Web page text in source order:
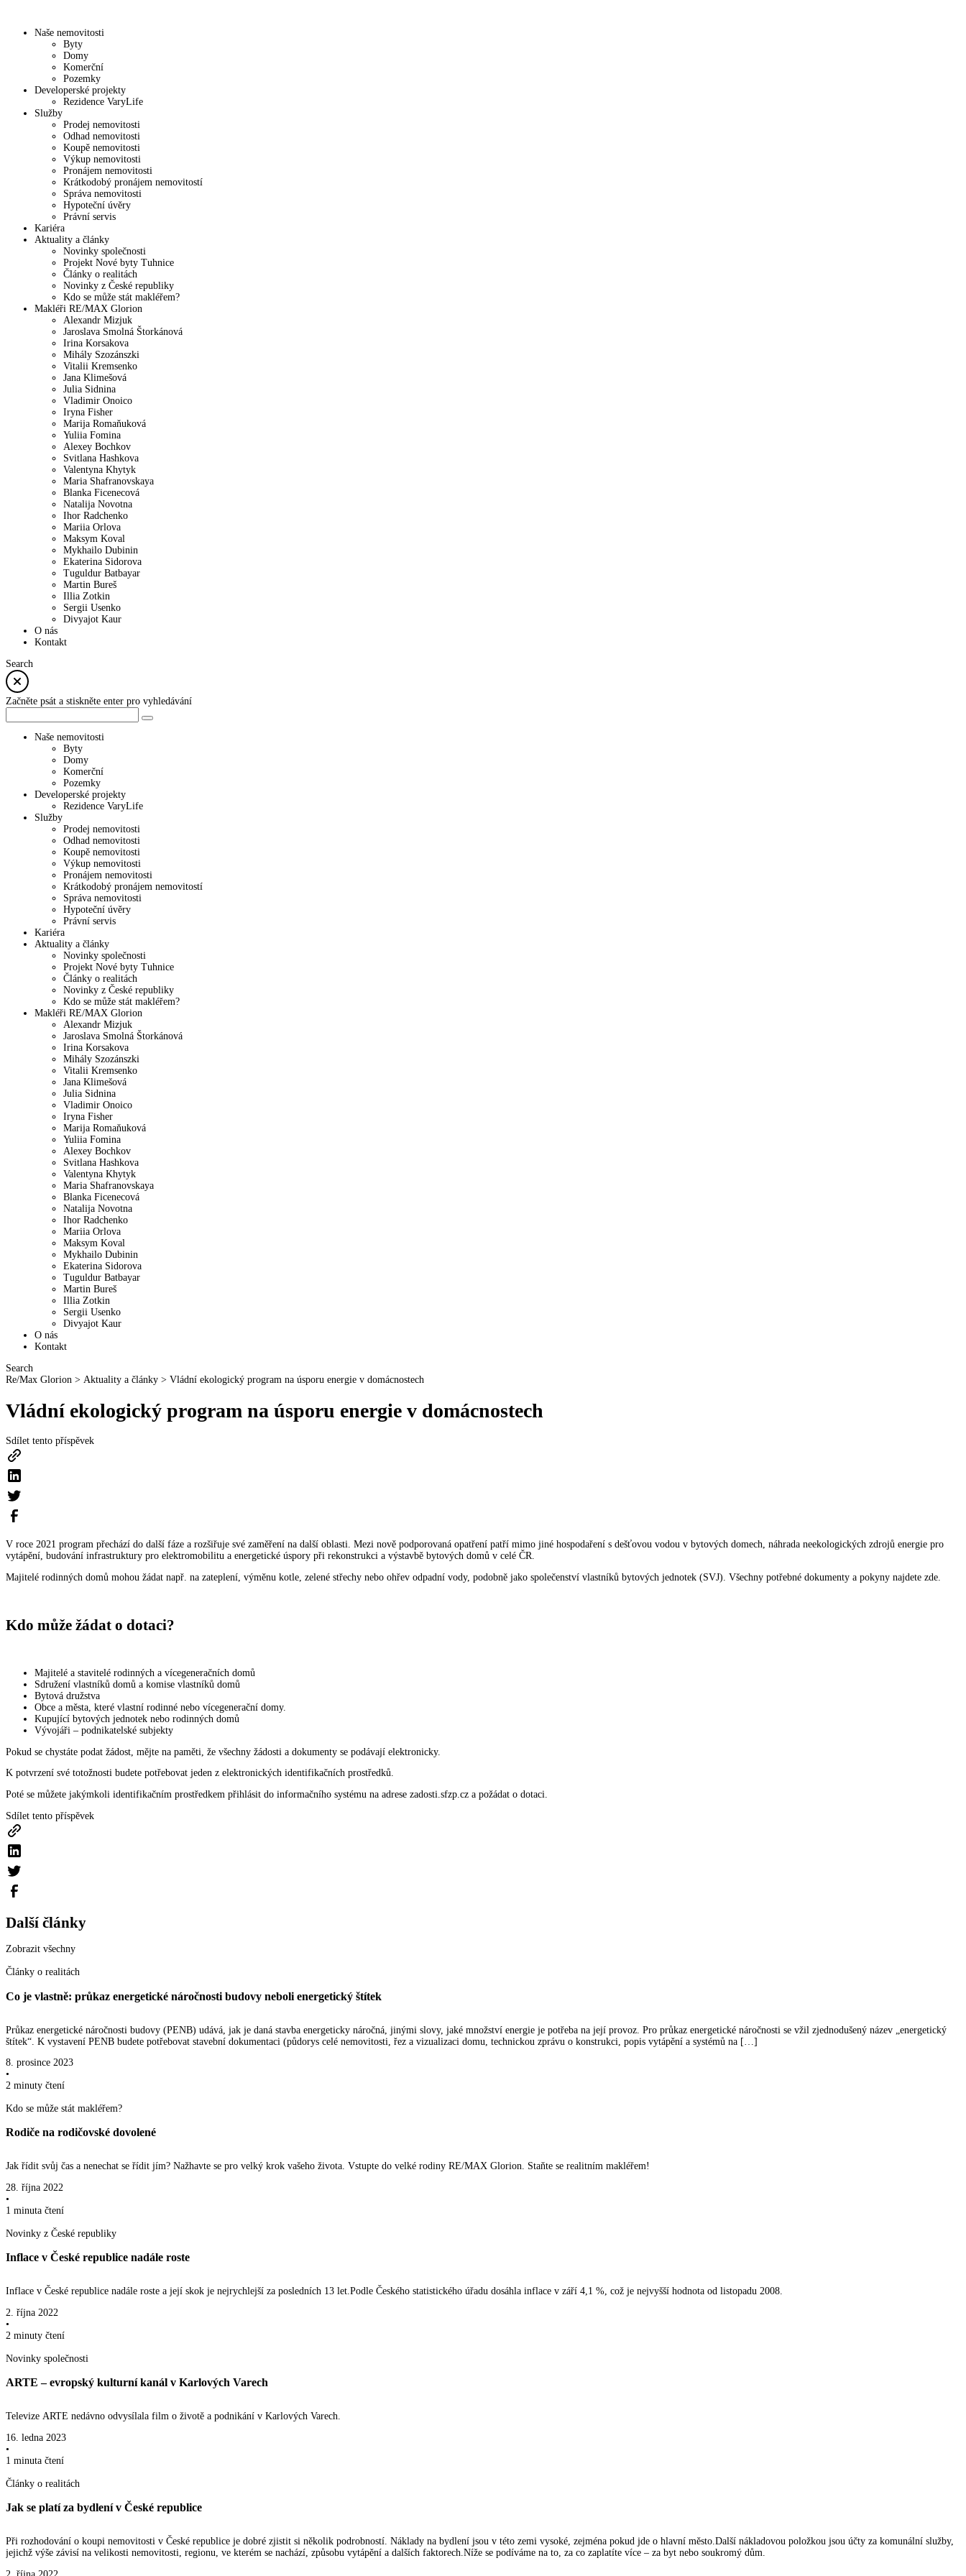
Naše nemovitosti
Byty
Domy
Komerční
Pozemky
Developerské projekty
Rezidence VaryLife
Služby
Prodej nemovitosti
Odhad nemovitosti
Koupě nemovitosti
Výkup nemovitosti
Pronájem nemovitosti
Krátkodobý pronájem nemovitostí
Správa nemovitosti
Hypoteční úvěry
Právní servis
Kariéra
Aktuality a články
Novinky společnosti
Projekt Nové byty Tuhnice
Články o realitách
Novinky z České republiky
Kdo se může stát makléřem?
Makléři RE/MAX Glorion
Alexandr Mizjuk
Jaroslava Smolná Štorkánová
Irina Korsakova
Mihály Szozánszki
Vitalii Kremsenko
Jana Klimešová
Julia Sidnina
Vladimir Onoico
Iryna Fisher
Marija Romaňuková
Yuliia Fomina
Alexey Bochkov
Svitlana Hashkova
Valentyna Khytyk
Maria Shafranovskaya
Blanka Ficenecová
Natalija Novotna
Ihor Radchenko
Mariia Orlova
Maksym Koval
Mykhailo Dubinin
Ekaterina Sidorova
Tuguldur Batbayar
Martin Bureš
Illia Zotkin
Sergii Usenko
Divyajot Kaur
O nás
Kontakt
Search
Začněte psát a stiskněte enter pro vyhledávání
Naše nemovitosti
Byty
Domy
Komerční
Pozemky
Developerské projekty
Rezidence VaryLife
Služby
Prodej nemovitosti
Odhad nemovitosti
Koupě nemovitosti
Výkup nemovitosti
Pronájem nemovitosti
Krátkodobý pronájem nemovitostí
Správa nemovitosti
Hypoteční úvěry
Právní servis
Kariéra
Aktuality a články
Novinky společnosti
Projekt Nové byty Tuhnice
Články o realitách
Novinky z České republiky
Kdo se může stát makléřem?
Makléři RE/MAX Glorion
Alexandr Mizjuk
Jaroslava Smolná Štorkánová
Irina Korsakova
Mihály Szozánszki
Vitalii Kremsenko
Jana Klimešová
Julia Sidnina
Vladimir Onoico
Iryna Fisher
Marija Romaňuková
Yuliia Fomina
Alexey Bochkov
Svitlana Hashkova
Valentyna Khytyk
Maria Shafranovskaya
Blanka Ficenecová
Natalija Novotna
Ihor Radchenko
Mariia Orlova
Maksym Koval
Mykhailo Dubinin
Ekaterina Sidorova
Tuguldur Batbayar
Martin Bureš
Illia Zotkin
Sergii Usenko
Divyajot Kaur
O nás
Kontakt
Search
Re/Max Glorion > Aktuality a články > Vládní ekologický program na úsporu energie v domácnostech
Vládní ekologický program na úsporu energie v domácnostech
Sdílet tento příspěvek
V roce 2021 program přechází do další fáze a rozšiřuje své zaměření na další oblasti. Mezi nově podporovaná opatření patří mimo jiné hospodaření s dešťovou vodou v bytových domech, náhrada neekologických zdrojů energie pro
vytápění, budování infrastruktury pro elektromobilitu a energetické úspory při rekonstrukci a výstavbě bytových domů v celé ČR.
Majitelé rodinných domů mohou žádat např. na zateplení, výměnu kotle, zelené střechy nebo ohřev odpadní vody, podobně jako společenství vlastníků bytových jednotek (SVJ). Všechny potřebné dokumenty a pokyny najdete zde.
Kdo může žádat o dotaci?
Majitelé a stavitelé rodinných a vícegeneračních domů
Sdružení vlastníků domů a komise vlastníků domů
Bytová družstva
Obce a města, které vlastní rodinné nebo vícegenerační domy.
Kupující bytových jednotek nebo rodinných domů
Vývojáři – podnikatelské subjekty
Pokud se chystáte podat žádost, mějte na paměti, že všechny žádosti a dokumenty se podávají elektronicky.
K potvrzení své totožnosti budete potřebovat jeden z elektronických identifikačních prostředků.
Poté se můžete jakýmkoli identifikačním prostředkem přihlásit do informačního systému na adrese zadosti.sfzp.cz a požádat o dotaci.
Sdílet tento příspěvek
Další články
Zobrazit všechny
Články o realitách
Co je vlastně: průkaz energetické náročnosti budovy neboli energetický štítek
Průkaz energetické náročnosti budovy (PENB) udává, jak je daná stavba energeticky náročná, jinými slovy, jaké množství energie je potřeba na její provoz. Pro průkaz energetické náročnosti se vžil zjednodušený název „energetický
štítek“. K vystavení PENB budete potřebovat stavební dokumentaci (půdorys celé nemovitosti, řez a vizualizaci domu, technickou zprávu o konstrukci, popis vytápění a systémů na […]
8. prosince 2023
•
2 minuty čtení
Kdo se může stát makléřem?
Rodiče na rodičovské dovolené
Jak řídit svůj čas a nenechat se řídit jím? Nažhavte se pro velký krok vašeho života. Vstupte do velké rodiny RE/MAX Glorion. Staňte se realitním makléřem!
28. října 2022
•
1 minuta čtení
Novinky z České republiky
Inflace v České republice nadále roste
Inflace v České republice nadále roste a její skok je nejrychlejší za posledních 13 let.Podle Českého statistického úřadu dosáhla inflace v září 4,1 %, což je nejvyšší hodnota od listopadu 2008.
2. října 2022
•
2 minuty čtení
Novinky společnosti
ARTE – evropský kulturní kanál v Karlových Varech
Televize ARTE nedávno odvysílala film o životě a podnikání v Karlových Varech.
16. ledna 2023
•
1 minuta čtení
Články o realitách
Jak se platí za bydlení v České republice
Při rozhodování o koupi nemovitosti v České republice je dobré zjistit si několik podrobností. Náklady na bydlení jsou v této zemi vysoké, zejména pokud jde o hlavní město.Další nákladovou položkou jsou účty za komunální služby,
jejichž výše závisí na velikosti nemovitosti, regionu, ve kterém se nachází, způsobu vytápění a dalších faktorech.Níže se podíváme na to, za co zaplatíte více – za byt nebo soukromý dům.